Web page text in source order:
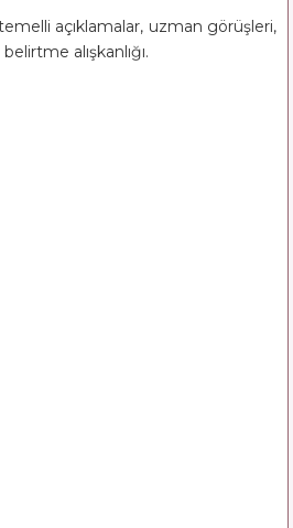
açıklamalar, uzman görüşleri,
alışkanlığı.